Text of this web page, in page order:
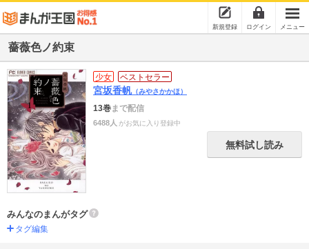
新規登録 ログイン メニュー
薔薇色ノ約束
少女 ベストセラー
宮坂香帆（みやさかかほ）
13巻まで配信
6488人 がお気に入り登録中
無料試し読み
みんなのまんがタグ
タグ編集